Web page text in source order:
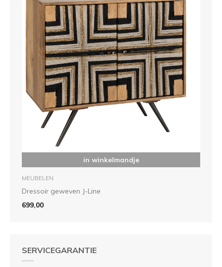
in winkelmandje
MEUBELEN
Dressoir geweven J-Line
699,00
SERVICEGARANTIE